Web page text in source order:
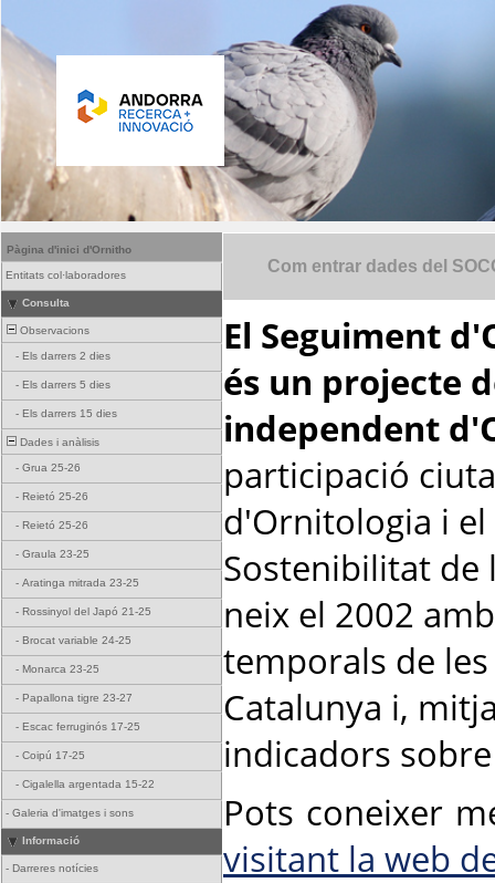
Pàgina d'inici d'Ornitho
Entitats col·laboradores
Consulta
Observacions
- Els darrers 2 dies
- Els darrers 5 dies
- Els darrers 15 dies
Dades i anàlisis
- Grua 25-26
- Reietó 25-26
- Reietó 25-26
- Graula 23-25
- Aratinga mitrada 23-25
- Rossinyol del Japó 21-25
- Brocat variable 24-25
- Monarca 23-25
- Papallona tigre 23-27
- Escac ferruginós 17-25
- Coipú 17-25
- Cigalella argentada 15-22
- Galeria d'imatges i sons
Informació
- Darreres notícies
Com entrar dades del
El Seguiment
és un projecte
independent
participació
d'Ornitologia i
Sostenibilitat de
neix el 2002
temporals de
Catalunya i,
indicadors
Pots coneixer
visitant la web